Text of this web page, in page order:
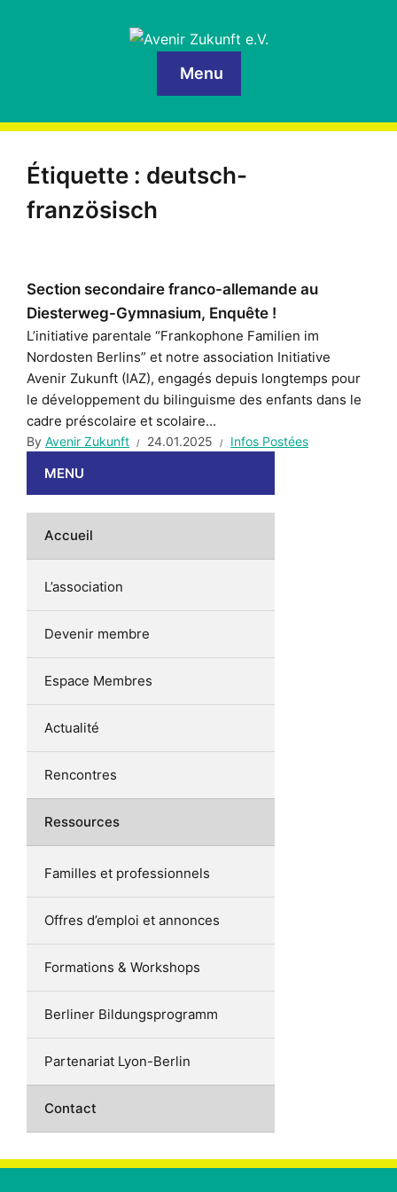
Menu
Étiquette : deutsch-
französisch
Section secondaire franco-allemande au
Diesterweg-Gymnasium, Enquête !
L’initiative parentale “Frankophone Familien im
Nordosten Berlins” et notre association Initiative
Avenir Zukunft (IAZ), engagés depuis longtemps pour
le développement du bilinguisme des enfants dans le
cadre préscolaire et scolaire...
By Avenir Zukunft 24.01.2025 Infos Postées
MENU
Accueil
L’association
Devenir membre
Espace Membres
Actualité
Rencontres
Ressources
Familles et professionnels
Offres d’emploi et annonces
Formations & Workshops
Berliner Bildungsprogramm
Partenariat Lyon-Berlin
Contact